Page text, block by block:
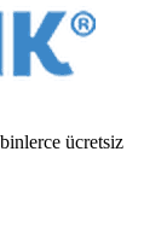
ücretsiz